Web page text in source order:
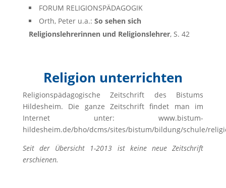
FORUM RELIGIONSPÄDAGOGIK
Orth, Peter u.a.: So sehen sich
Religionslehrerinnen und Religionslehrer, S. 42
Religion unterrichten
Religionspädagogische Zeitschrift des Bistums
Hildesheim. Die ganze Zeitschrift findet man im
Internet unter: www.bistum-
hildesheim.de/bho/dcms/sites/bistum/bildung/schule/
Seit der Übersicht 1-2013 ist keine neue Zeitschrift
erschienen.